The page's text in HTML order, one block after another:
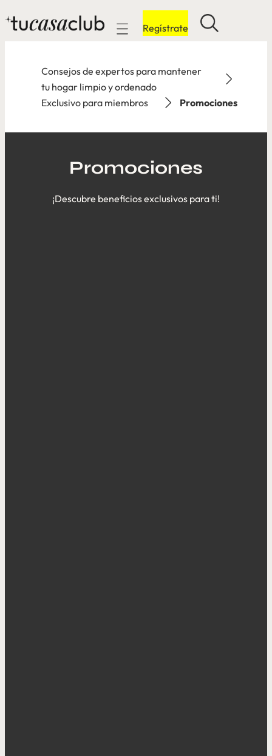
Mobile navigation
Regístrate
Consejos de expertos para mantener
tu hogar limpio y ordenado
Exclusivo para miembros
Promociones
Promociones
¡Descubre beneficios exclusivos para ti!